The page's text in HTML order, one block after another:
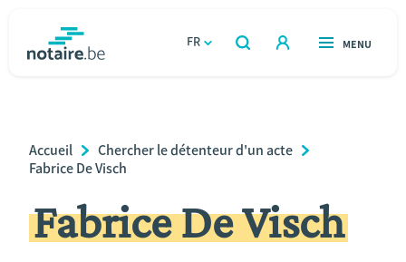
FR
OUVERT
RECHERCHER
OUVERT
MENU
Relations et vivre ensemble
Héritage et donations
Breadcrumb
Accueil
Chercher le détenteur d'un acte
Fabrice De Visch
Fabrice De Visch